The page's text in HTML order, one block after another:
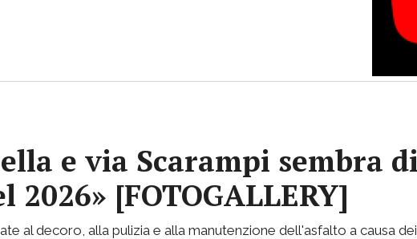
e via Scarampi sembra
[FOTOGALLERY]
al decoro, alla pulizia e alla manutenzione dell'asfalto a causa